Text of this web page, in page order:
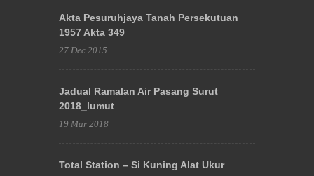
Akta Pesuruhjaya Tanah Persekutuan
1957 Akta 349
27 Dec 2015
Jadual Ramalan Air Pasang Surut
2018_lumut
19 Mar 2018
Total Station – Si Kuning Alat Ukur